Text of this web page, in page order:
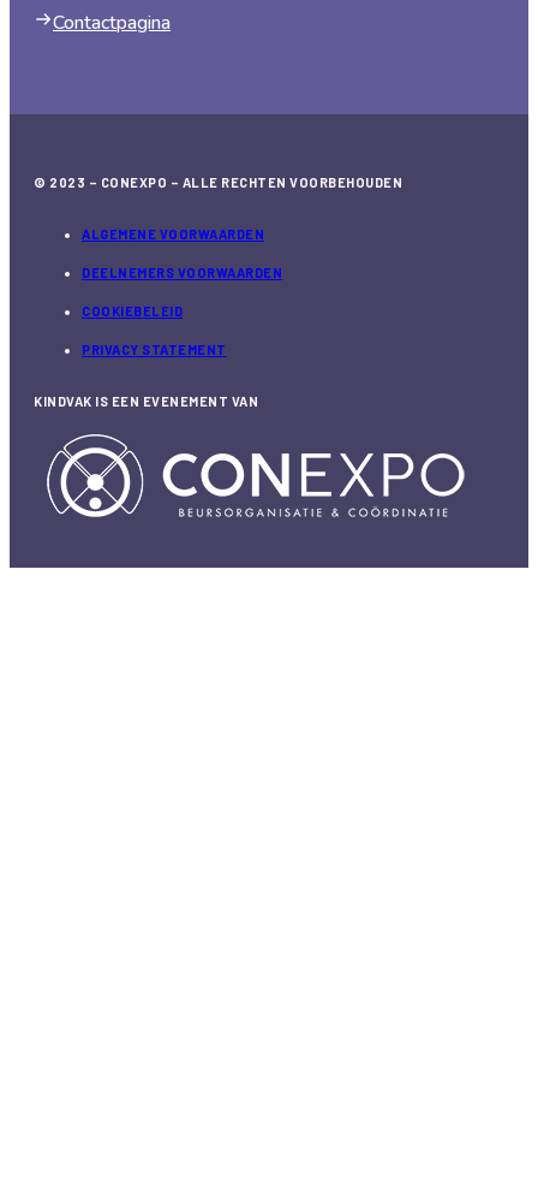
Contactpagina
© 2023 – CONEXPO – ALLE RECHTEN VOORBEHOUDEN
ALGEMENE VOORWAARDEN
DEELNEMERS VOORWAARDEN
COOKIEBELEID
PRIVACY STATEMENT
KINDVAK IS EEN EVENEMENT VAN